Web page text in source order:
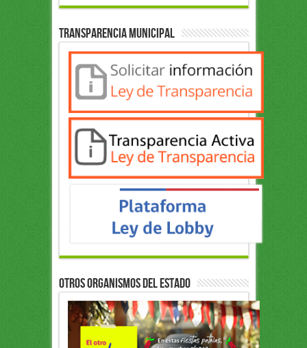
Transparencia Municipal
OTROS ORGANISMOS DEL ESTADO